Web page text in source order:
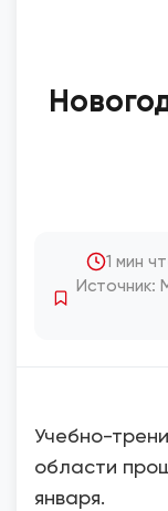
1 мин
Источник:
Учебно-
области
января.